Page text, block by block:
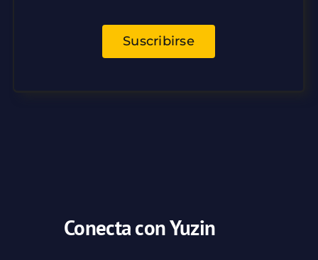
Suscribirse
Conecta con Yuzin